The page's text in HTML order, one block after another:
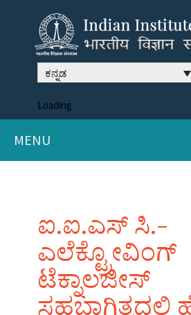
ಕನ್ನಡ
Loading
MENU
ಐ.ಐ.ಎಸ್ ಸಿ.-
ಎಲೆಕ್ಟ್ರೋವಿಂಗ್
ಟೆಕ್ನಾಲಜೀಸ್
ಸಹಭಾಗಿತ್ವದಲ್ಲಿ